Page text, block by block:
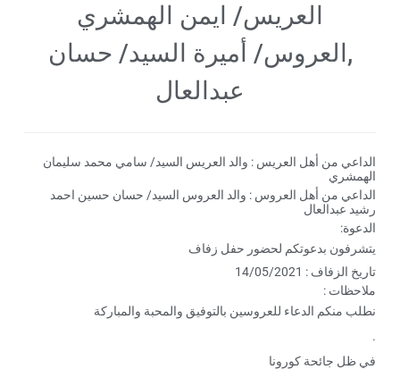
العريس/ ايمن الهمشري
,العروس/ أميرة السيد/ حسان
عبدالعال
الداعي من أهل العريس : والد العريس السيد/ سامي محمد سليمان
الهمشري
الداعي من أهل العروس : والد العروس السيد/ حسان حسين احمد
رشيد عبدالعال
الدعوة:
يتشرفون بدعوتكم لحضور حفل زفاف
تاريخ الزفاف : 14/05/2021
ملاحظات :
نطلب منكم الدعاء للعروسين بالتوفيق والمحبة والمباركة
.
في ظل جائحة كورونا